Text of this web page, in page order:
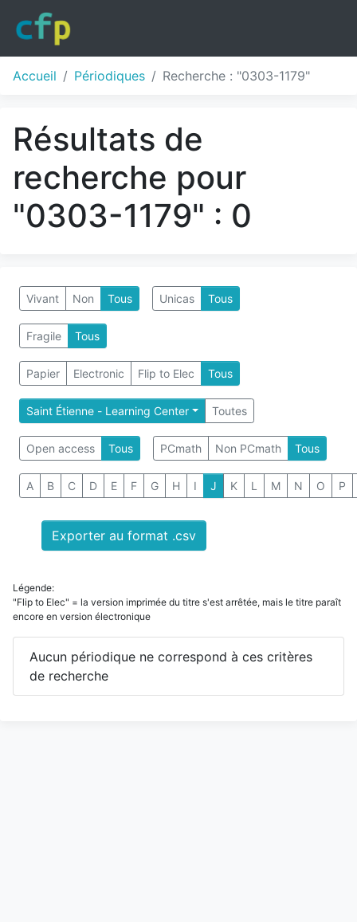
Accueil Périodiques Recherche : "0303-1179"
Résultats de
recherche pour
"0303-1179" : 0
Vivant Non Tous Unicas Tous
Fragile Tous
Papier Electronic Flip to Elec Tous
Saint Étienne - Learning Center Toutes
Open access Tous PCmath Non PCmath Tous
A B C D E F G H I J K L M N O P
Exporter au format .csv
Légende:
"Flip to Elec" = la version imprimée du titre s'est arrêtée, mais le titre paraît
encore en version électronique
Aucun périodique ne correspond à ces critères
de recherche